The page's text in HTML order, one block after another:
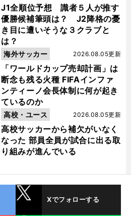
J1全順位予想 識者５人が推す
優勝候補筆頭は？ J2降格の憂
き目に遭いそうな３クラブと
は？
「ワールドカップ売却計画」は
断念も残る火種 FIFAインファ
ンティーノ会長体制に何が起き
ているのか
2026.08.05更新
海外サッカー
高校サッカーから補欠がいなく
なった 部員全員が試合に出る取
り組みが進んでいる
2026.08.05更新
高校・ユース
Xでフォローする